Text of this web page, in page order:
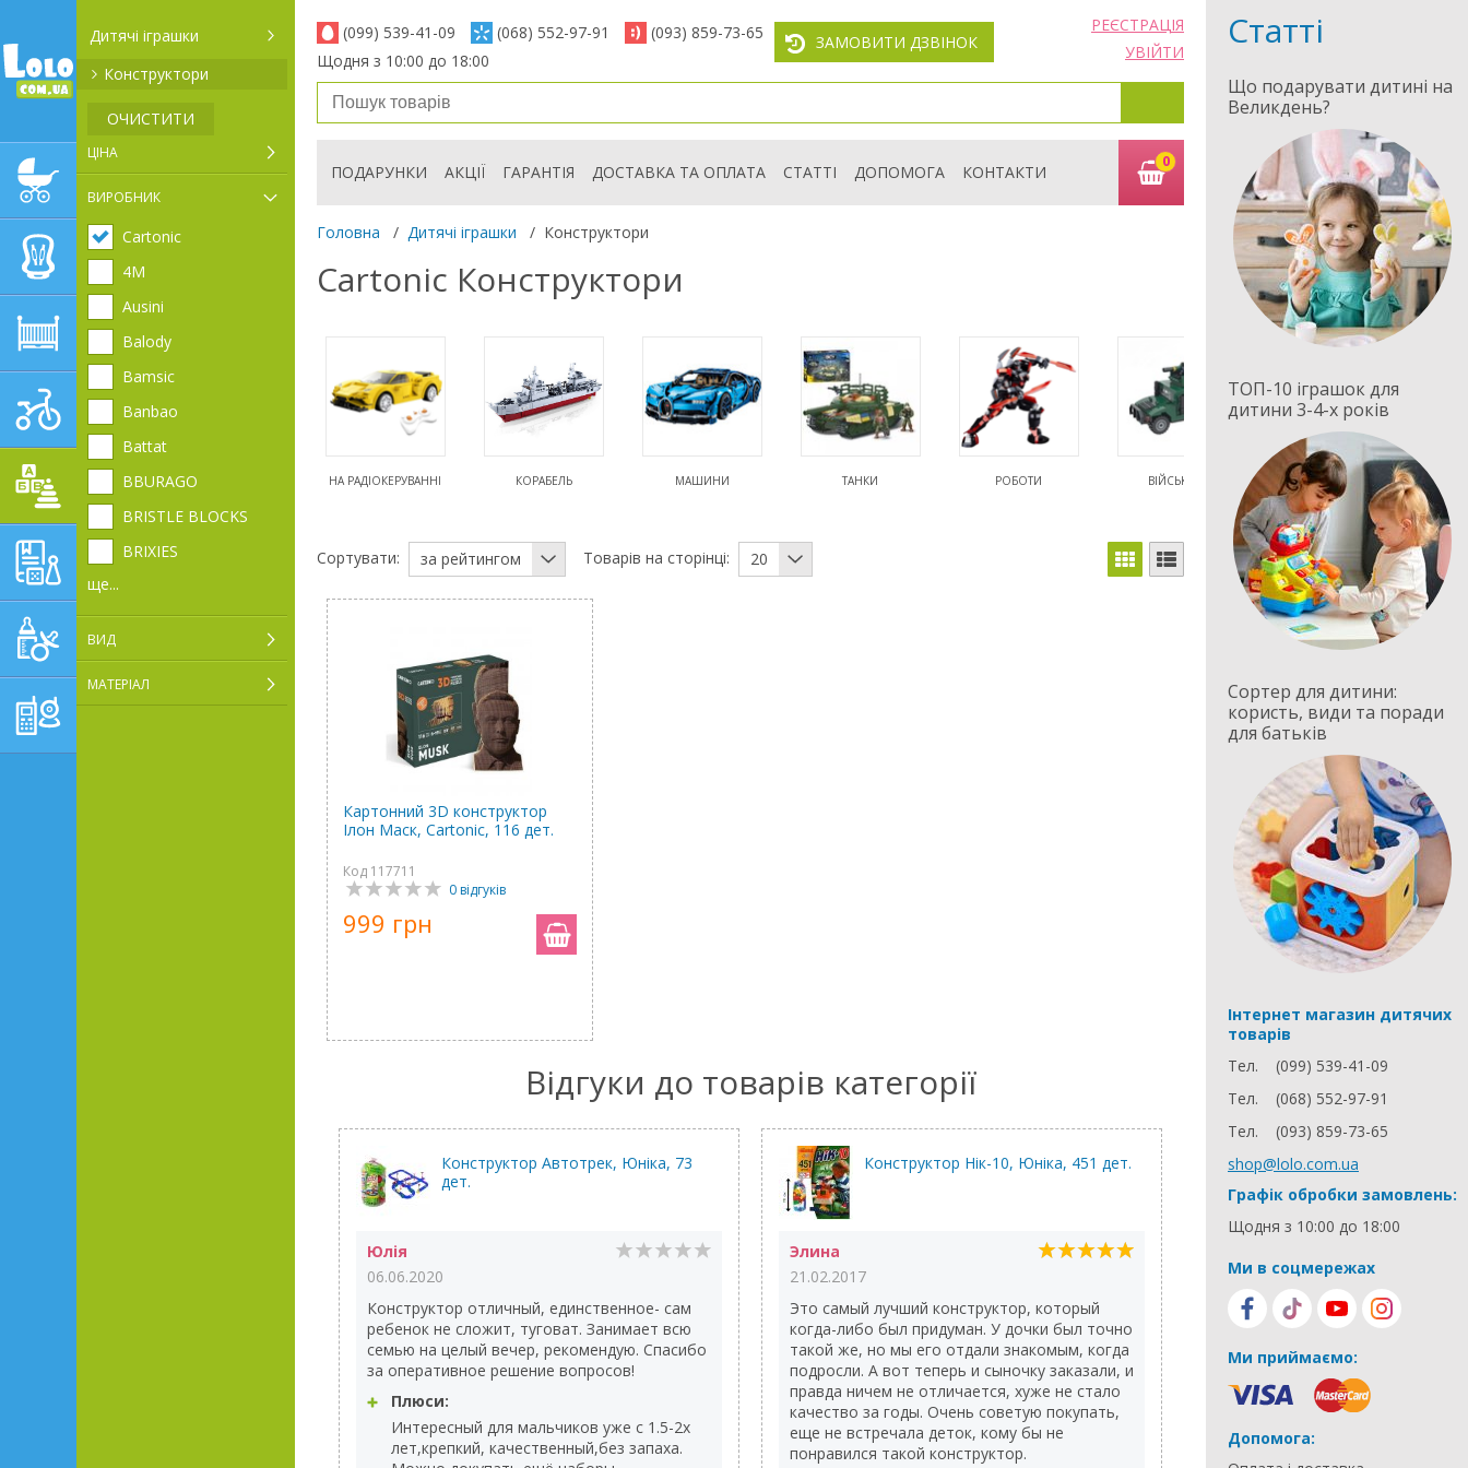
ДИТЯЧІ КОЛЯСКИ
АВТОКРІСЛА
ДИТЯЧІ МЕБЛІ
ДИТЯЧИЙ СПОРТ І
ТРАНСПОРТ
ДИТЯЧІ ІГРАШКИ
НАВЧАЛЬНО-
ГОДУВАННЯ
ТОВАРИ ДЛЯ БАТЬКІВ,
Дитячі іграшки
Конструктори
ОЧИСТИТИ
ЦІНА
ВИРОБНИК
Cartonic
4М
Ausini
Balody
Bamsic
Banbao
Battat
BBURAGO
BRISTLE BLOCKS
BRIXIES
ще...
ВИД
МАТЕРІАЛ
(099) 539-41-09 (068) 552-97-91
(093) 859-73-65
Щодня з 10:00 до 18:00
ЗАМОВИТИ ДЗВІНОК
РЕЄСТРАЦІЯ
УВІЙТИ
ПОДАРУНКИ АКЦІЇ ГАРАНТІЯ ДОСТАВКА ТА ОПЛАТА СТАТТІ ДОПОМОГА КОНТАКТИ
0
Головна / Дитячі іграшки / Конструктори
Cartonic Конструктори
НА РАДІОКЕРУВАННІ КОРАБЕЛЬ МАШИНИ ТАНКИ РОБОТИ ВІЙСЬКОВІ ЗАМКИ
Сортувати: за рейтингом Товарів на сторінці: 20
Картонний 3D конструктор
Ілон Маск, Cartonic, 116 дет.
Код 117711
0 відгуків
999 грн
Відгуки до товарів категорії
Конструктор Автотрек, Юніка, 73
дет.
Юлія
06.06.2020
Конструктор отличный, единственное- сам
ребенок не сложит, туговат. Занимает всю
семью на целый вечер, рекомендую. Спасибо
за оперативное решение вопросов!
Плюси:
Интересный для мальчиков уже с 1.5-2х
лет,крепкий, качественный,без запаха.
Конструктор Нік-10, Юніка, 451 дет.
Элина
21.02.2017
Это самый лучший конструктор, который
когда-либо был придуман. У дочки был точно
такой же, но мы его отдали знакомым, когда
подросли. А вот теперь и сыночку заказали, и
правда ничем не отличается, хуже не стало
качество за годы. Очень советую покупать,
еще не встречала деток, кому бы не
понравился такой конструктор.
Конструктор Техно 0,
13.02.2016
Замечательный блочный
приобрели несколько наборов
Начали играть уже с годика,
собираются и ребенок
может ставить некоторые из
конструировать много всего
например, небольшой стульчик,
ребенок охотно сидит.
Статті
Що подарувати дитині на
Великдень?
ТОП-10 іграшок для
дитини 3-4-х років
Сортер для дитини:
користь, види та поради
для батьків
Інтернет магазин дитячих
товарів
Тел.
(099) 539-41-09
Тел.
(068) 552-97-91
Тел.
(093) 859-73-65
shop@lolo.com.ua
Графік обробки замовлень:
Щодня з 10:00 до 18:00
Ми в соцмережах
Ми приймаємо:
Допомога: